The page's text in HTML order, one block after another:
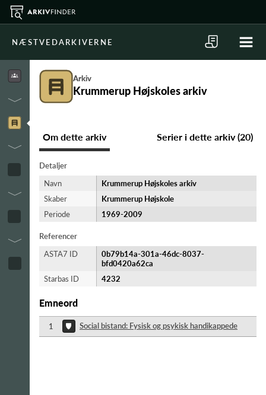
NÆSTVEDARKIVERNE
Arkiv
Krummerup Højskoles arkiv
Om dette arkiv Serier i dette arkiv (20)
Detaljer
Navn
Krummerup Højskoles arkiv
Skaber
Krummerup Højskole
Periode
1969-​2009
Referencer
ASTA7 ID
0b79b14a-301a-46dc-8037-
bfd0420a62ca
Starbas ID
4232
Emneord
1 Social bistand: Fysisk og psykisk handikappede